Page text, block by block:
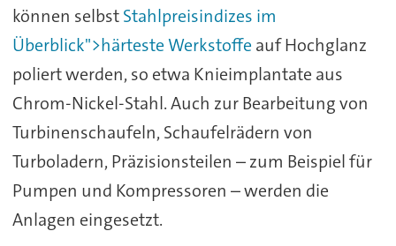
können selbstStahlpreisindizes im
Überblick">härteste Werkstoffe auf Hochglanz
poliert werden, so etwa Knieimplantate aus
Chrom-Nickel-Stahl. Auch zur Bearbeitung von
Turbinenschaufeln, Schaufelrädern von
Turboladern, Präzisionsteilen – zum Beispiel für
Pumpen und Kompressoren – werden die
Anlagen eingesetzt.